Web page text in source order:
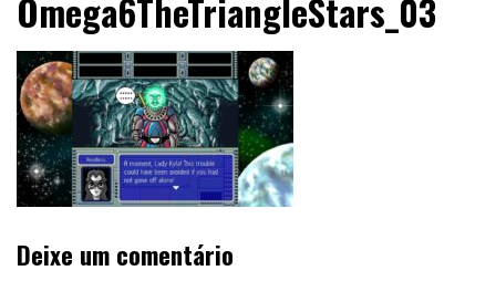
Omega6TheTriangleStars_03
Deixe um comentário